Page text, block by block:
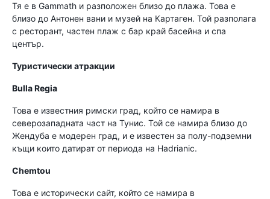
Тя е в Gammath и разположен близо до плажа. Това е
близо до Антонен вани и музей на Картаген. Той разполага
с ресторант, частен плаж с бар край басейна и спа
център.
Туристически атракции
Bulla Regia
Това е известния римски град, който се намира в
северозападната част на Тунис. Той се намира близо до
Жендуба е модерен град, и е известен за полу-подземни
къщи които датират от периода на Hadrianic.
Chemtou
Това е исторически сайт, който се намира в